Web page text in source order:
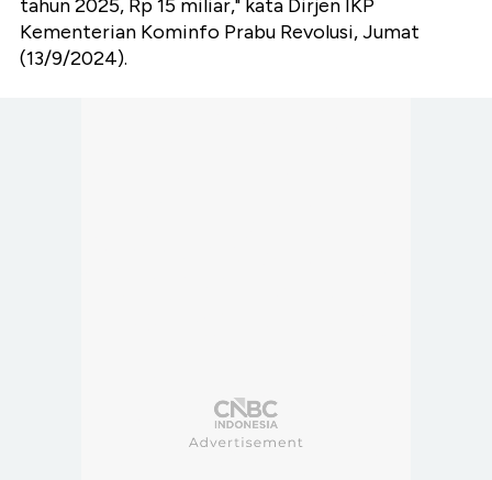
tahun 2025, Rp 15 miliar," kata Dirjen IKP
Kementerian Kominfo Prabu Revolusi, Jumat
(13/9/2024).